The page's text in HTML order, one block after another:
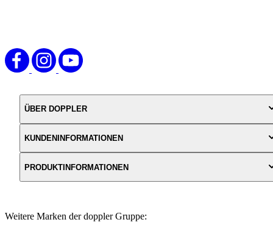
ÜBER DOPPLER
KUNDENINFORMATIONEN
PRODUKTINFORMATIONEN
Weitere Marken der doppler Gruppe: